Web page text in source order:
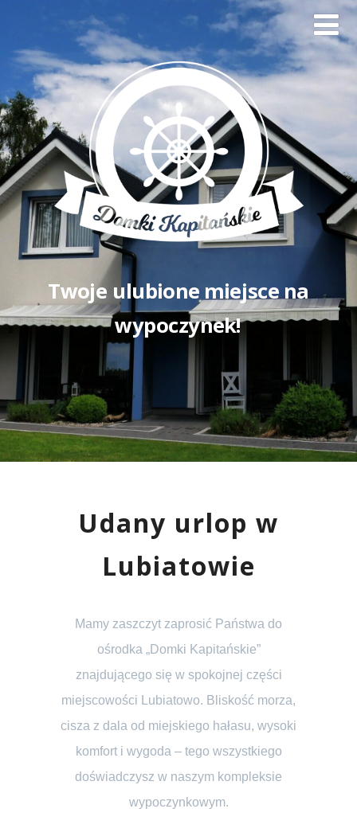
Twoje ulubione miejsce na
wypoczynek!
Udany urlop w
Lubiatowie
Mamy zaszczyt zaprosić Państwa do
ośrodka „Domki Kapitańskie”
znajdującego się w spokojnej części
miejscowości Lubiatowo. Bliskość morza,
cisza z dala od miejskiego hałasu, wysoki
komfort i wygoda – tego wszystkiego
doświadczysz w naszym kompleksie
wypoczynkowym.